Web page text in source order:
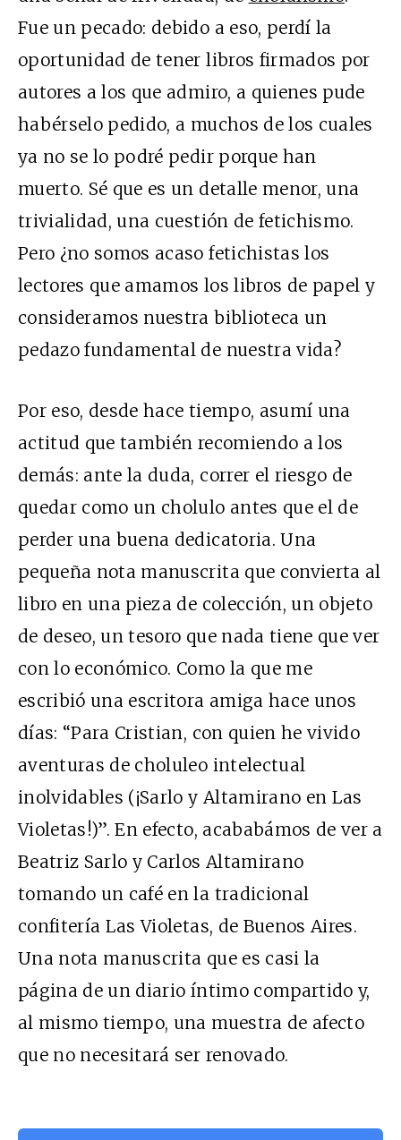
Fue un pecado: debido a eso, perdí la
oportunidad de tener libros firmados por
autores a los que admiro, a quienes pude
habérselo pedido, a muchos de los cuales
ya no se lo podré pedir porque han
muerto. Sé que es un detalle menor, una
trivialidad, una cuestión de fetichismo.
Pero ¿no somos acaso fetichistas los
lectores que amamos los libros de papel y
consideramos nuestra biblioteca un
pedazo fundamental de nuestra vida?
Por eso, desde hace tiempo, asumí una
actitud que también recomiendo a los
demás: ante la duda, correr el riesgo de
quedar como un cholulo antes que el de
perder una buena dedicatoria. Una
pequeña nota manuscrita que convierta al
libro en una pieza de colección, un objeto
de deseo, un tesoro que nada tiene que ver
con lo económico. Como la que me
escribió una escritora amiga hace unos
días: “Para Cristian, con quien he vivido
aventuras de choluleo intelectual
inolvidables (¡Sarlo y Altamirano en Las
Violetas!)”. En efecto, acababámos de ver a
Beatriz Sarlo y Carlos Altamirano
tomando un café en la tradicional
confitería Las Violetas, de Buenos Aires.
Una nota manuscrita que es casi la
página de un diario íntimo compartido y,
al mismo tiempo, una muestra de afecto
que no necesitará ser renovado.